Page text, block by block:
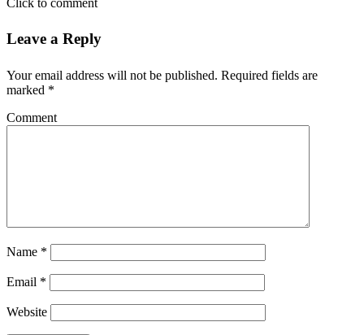
Leave a Reply
Your email address will not be published. Required fields are
marked *
Comment
Name *
Email *
Website